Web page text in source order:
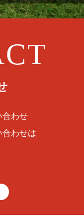
合わせ
わせは